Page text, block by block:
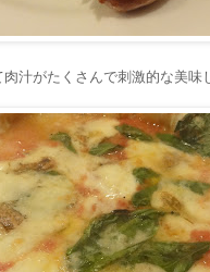
汁がたくさんで刺激的な美味